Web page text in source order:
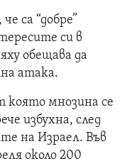
са “добре”
си в
обещава да
атака.
която мнозина се
избухна, след
на Израел. Във
около 200